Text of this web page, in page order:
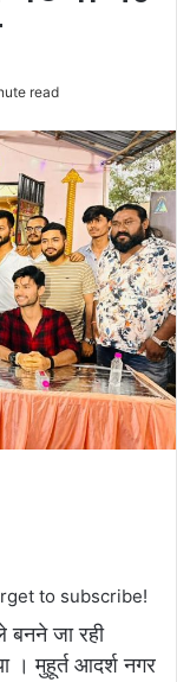
read
to subscribe!
बनने जा रही
। मुहूर्त आदर्श नगर